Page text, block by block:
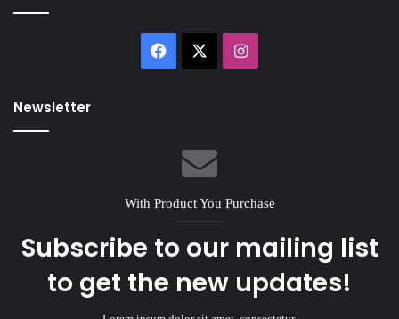
Facebook Instagram
Newsletter
With Product You Purchase
Subscribe to our mailing list
to get the new updates!